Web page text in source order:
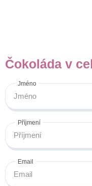
Čokoláda v
Jméno
Příjmení
Email